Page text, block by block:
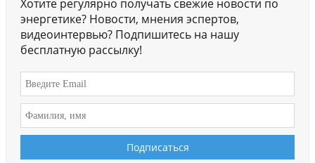
Хотите регулярно получать свежие новости по
энергетике? Новости, мнения эспертов,
видеоинтервью? Подпишитесь на нашу
бесплатную рассылку!